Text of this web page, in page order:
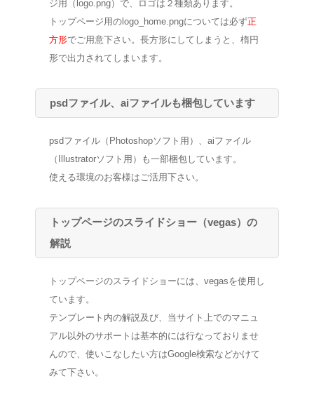
ジ用（logo.png）で、ロゴは２種類あります。
トップページ用のlogo_home.pngについては必ず正
方形でご用意下さい。長方形にしてしまうと、楕円
形で出力されてしまいます。
psdファイル、aiファイルも梱包しています
psdファイル（Photoshopソフト用）、aiファイル
（Illustratorソフト用）も一部梱包しています。
使える環境のお客様はご活用下さい。
トップページのスライドショー（vegas）の
解説
トップページのスライドショーには、vegasを使用し
ています。
テンプレート内の解説及び、当サイト上でのマニュ
アル以外のサポートは基本的には行なっておりませ
んので、使いこなしたい方はGoogle検索などかけて
みて下さい。